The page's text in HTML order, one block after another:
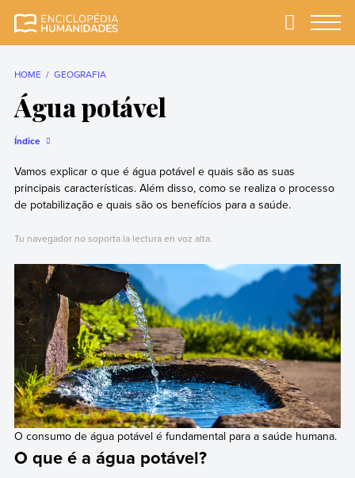
completa e mais
confiável
Primary
HOME GEOGRAFIA
Água potável
Índice
Vamos explicar o que é água potável e quais são as suas
principais características. Além disso, como se realiza o processo
de potabilização e quais são os benefícios para a saúde.
Tu navegador no soporta la lectura en voz alta.
O consumo de água potável é fundamental para a saúde humana.
O que é a água potável?